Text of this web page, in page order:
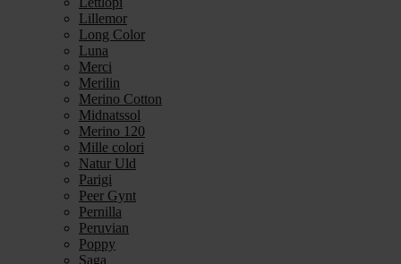
Lillemor
Long Color
Luna
Merci
Merilin
Merino Cotton
Midnatssol
Merino 120
Mille colori
Natur Uld
Parigi
Peer Gynt
Pernilla
Peruvian
Poppy
Saga